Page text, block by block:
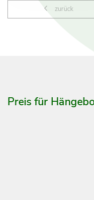
zurück
Preis für